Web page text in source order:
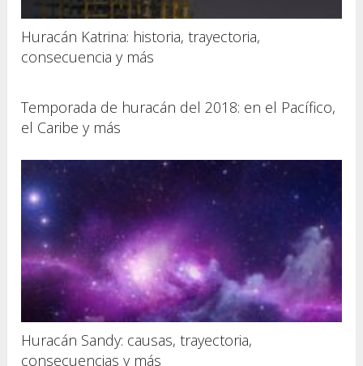
Huracán Katrina: historia, trayectoria,
consecuencia y más
Temporada de huracán del 2018: en el Pacífico,
el Caribe y más
Huracán Sandy: causas, trayectoria,
consecuencias y más